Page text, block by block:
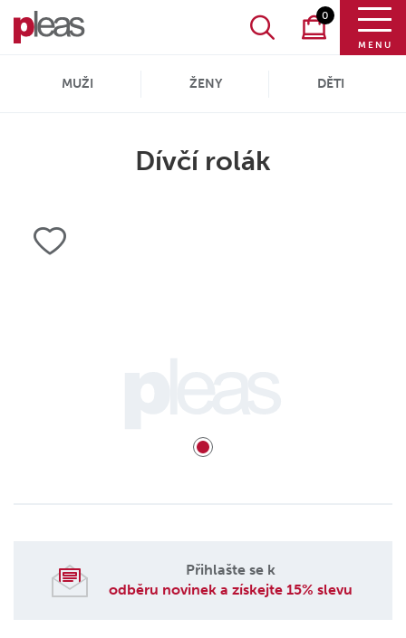
0
MENU
MUŽI ŽENY DĚTI
Dívčí rolák
Přihlašte se k
odběru novinek a získejte 15% slevu